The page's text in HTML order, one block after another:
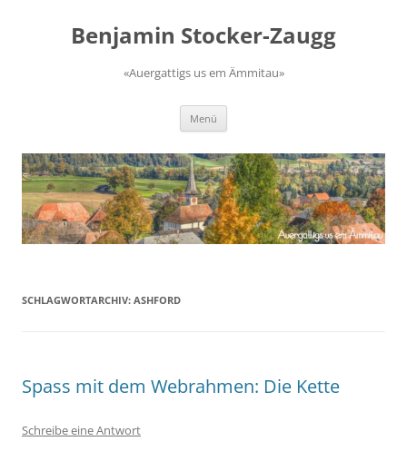
springenBenjamin Stocker-Zaugg
«Auergattigs us em Ämmitau»
Menü
SCHLAGWORTARCHIV: ASHFORD
Spass mit dem Webrahmen: Die Kette
Schreibe eine Antwort